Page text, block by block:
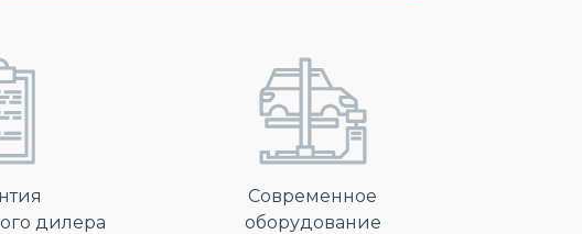
дилера
Современное
оборудование